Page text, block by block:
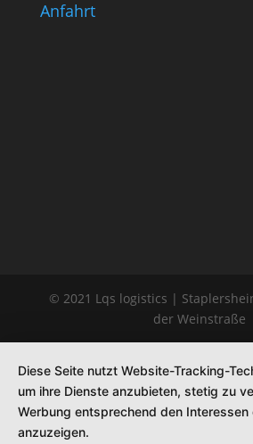
Anfahrt
© 2021 Lqs logistics |
der Weinstraße
Diese Seite nutzt Website-Tracking-
um ihre Dienste anzubieten, stetig zu
Werbung entsprechend den Interessen
anzuzeigen.